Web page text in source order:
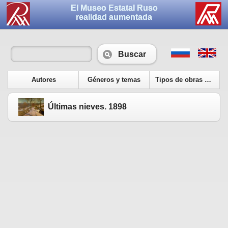
El Museo Estatal Ruso
realidad aumentada
Buscar
Autores Géneros y temas Tipos de obras de arte
Últimas nieves. 1898